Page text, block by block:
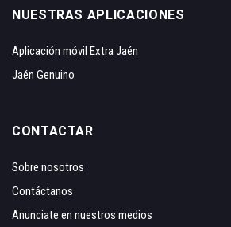
NUESTRAS APLICACIONES
Aplicación móvil Extra Jaén
Jaén Genuino
CONTACTAR
Sobre nosotros
Contáctanos
Anunciate en nuestros medios